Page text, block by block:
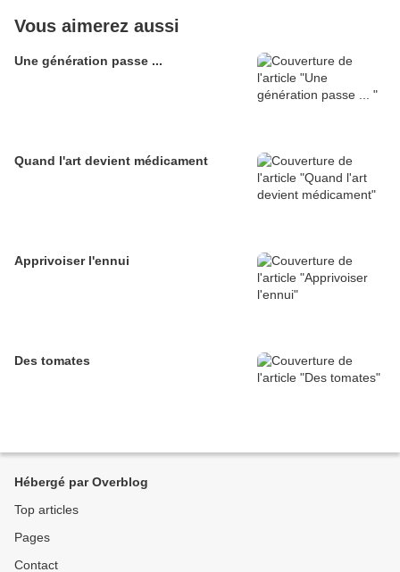
Vous aimerez aussi
Une génération passe ...
Quand l'art devient médicament
Apprivoiser l'ennui
Des tomates
Hébergé par Overblog
Top articles
Pages
Contact